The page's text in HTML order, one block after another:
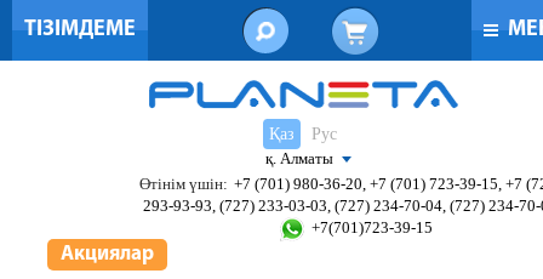
ТІЗІМДЕМЕ
Қаз
Рус
қ. Алматы
Өтінім үшін: +7 (701) 980-36-20, +7 (701) 723-39-15, +7
293-93-93, (727) 233-03-03, (727) 234-70-04, (727) 234-
+7(701)723-39-15
Акциялар